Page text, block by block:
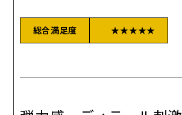
総合満足度 ★★★★★